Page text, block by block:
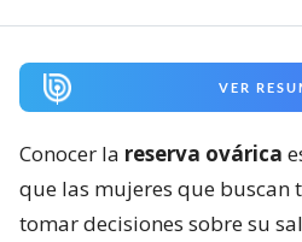
VER
Conocer la reserva ovárica
que las mujeres que buscan
tomar decisiones sobre su